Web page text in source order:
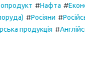
#Нафта #
#Росіяни #
продукція #